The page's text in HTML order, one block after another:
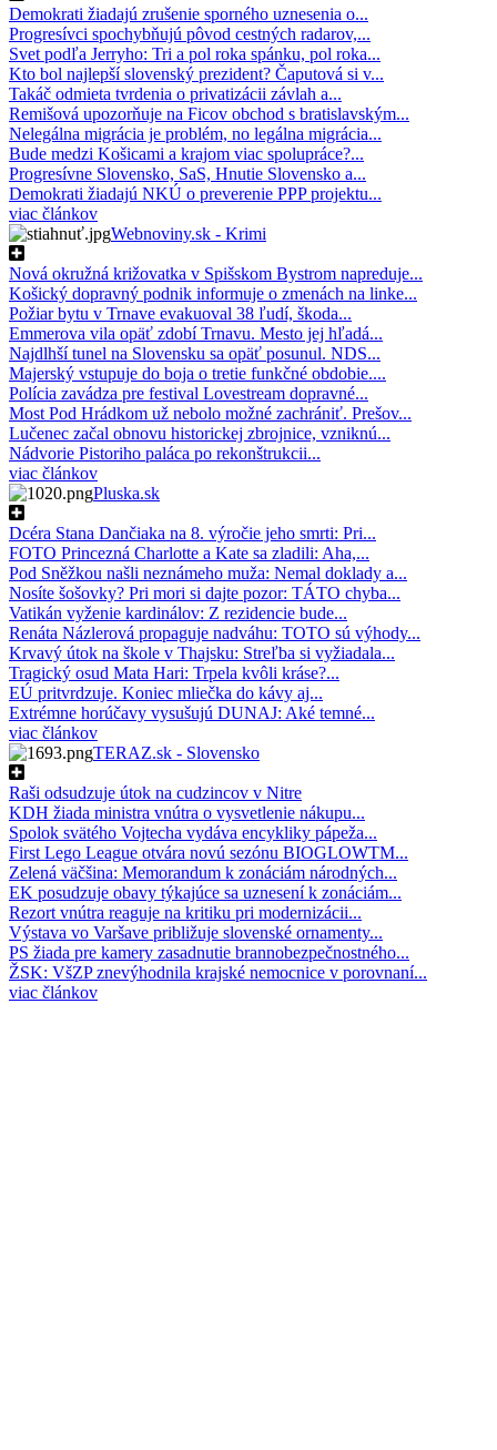
Demokrati žiadajú zrušenie sporného uznesenia o...
Progresívci spochybňujú pôvod cestných radarov,...
Svet podľa Jerryho: Tri a pol roka spánku, pol roka...
Kto bol najlepší slovenský prezident? Čaputová si v...
Takáč odmieta tvrdenia o privatizácii závlah a...
Remišová upozorňuje na Ficov obchod s bratislavským...
Nelegálna migrácia je problém, no legálna migrácia...
Bude medzi Košicami a krajom viac spolupráce?...
Progresívne Slovensko, SaS, Hnutie Slovensko a...
Demokrati žiadajú NKÚ o preverenie PPP projektu...
viac článkov
Webnoviny.sk - Krimi
Nová okružná križovatka v Spišskom Bystrom napreduje...
Košický dopravný podnik informuje o zmenách na linke...
Požiar bytu v Trnave evakuoval 38 ľudí, škoda...
Emmerova vila opäť zdobí Trnavu. Mesto jej hľadá...
Najdlhší tunel na Slovensku sa opäť posunul. NDS...
Majerský vstupuje do boja o tretie funkčné obdobie....
Polícia zavádza pre festival Lovestream dopravné...
Most Pod Hrádkom už nebolo možné zachrániť. Prešov...
Lučenec začal obnovu historickej zbrojnice, vzniknú...
Nádvorie Pistoriho paláca po rekonštrukcii...
viac článkov
Pluska.sk
Dcéra Stana Dančiaka na 8. výročie jeho smrti: Pri...
FOTO Princezná Charlotte a Kate sa zladili: Aha,...
Pod Sněžkou našli neznámeho muža: Nemal doklady a...
Nosíte šošovky? Pri mori si dajte pozor: TÁTO chyba...
Vatikán vyženie kardinálov: Z rezidencie bude...
Renáta Názlerová propaguje nadváhu: TOTO sú výhody...
Krvavý útok na škole v Thajsku: Streľba si vyžiadala...
Tragický osud Mata Hari: Trpela kvôli kráse?...
EÚ pritvrdzuje. Koniec mliečka do kávy aj...
Extrémne horúčavy vysušujú DUNAJ: Aké temné...
viac článkov
TERAZ.sk - Slovensko
Raši odsudzuje útok na cudzincov v Nitre
KDH žiada ministra vnútra o vysvetlenie nákupu...
Spolok svätého Vojtecha vydáva encykliky pápeža...
First Lego League otvára novú sezónu BIOGLOWTM...
Zelená väčšina: Memorandum k zonáciám národných...
EK posudzuje obavy týkajúce sa uznesení k zonáciám...
Rezort vnútra reaguje na kritiku pri modernizácii...
Výstava vo Varšave približuje slovenské ornamenty...
PS žiada pre kamery zasadnutie brannobezpečnostného...
ŽSK: VšZP znevýhodnila krajské nemocnice v porovnaní...
viac článkov